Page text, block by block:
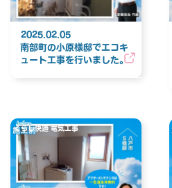
2025.02.05
南部町の小原様邸でエコキ
ュート工事を行いました。
くらし快適 電気工事